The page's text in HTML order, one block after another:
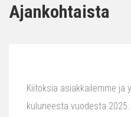
Ajankohtaista
Kiitoksia asiakkailemme ja
kuluneesta vuodesta